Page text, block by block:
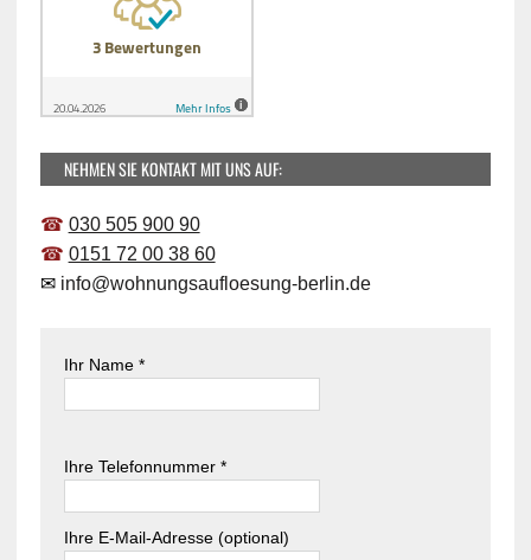
NEHMEN SIE KONTAKT MIT UNS AUF:
☎ 030 505 900 90
☎ 0151 72 00 38 60
✉ info@wohnungsaufloesung-berlin.de
Ihr Name *
t
e
l
i
t
Ihre Telefonnummer *
Ihre E-Mail-Adresse (optional)